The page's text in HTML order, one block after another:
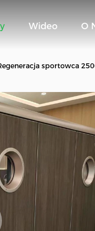
Wideo O
sportowca